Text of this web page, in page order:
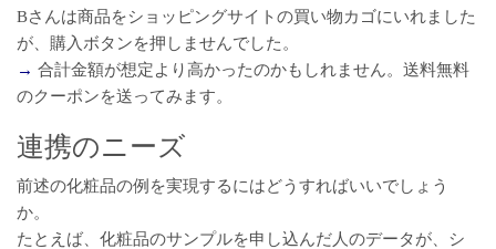
Bさんは商品をショッピングサイトの買い物カゴにいれました
が、購入ボタンを押しませんでした。
→ 合計金額が想定より高かったのかもしれません。送料無料
のクーポンを送ってみます。
連携のニーズ
前述の化粧品の例を実現するにはどうすればいいでしょう
か。
たとえば、化粧品のサンプルを申し込んだ人のデータが、シ